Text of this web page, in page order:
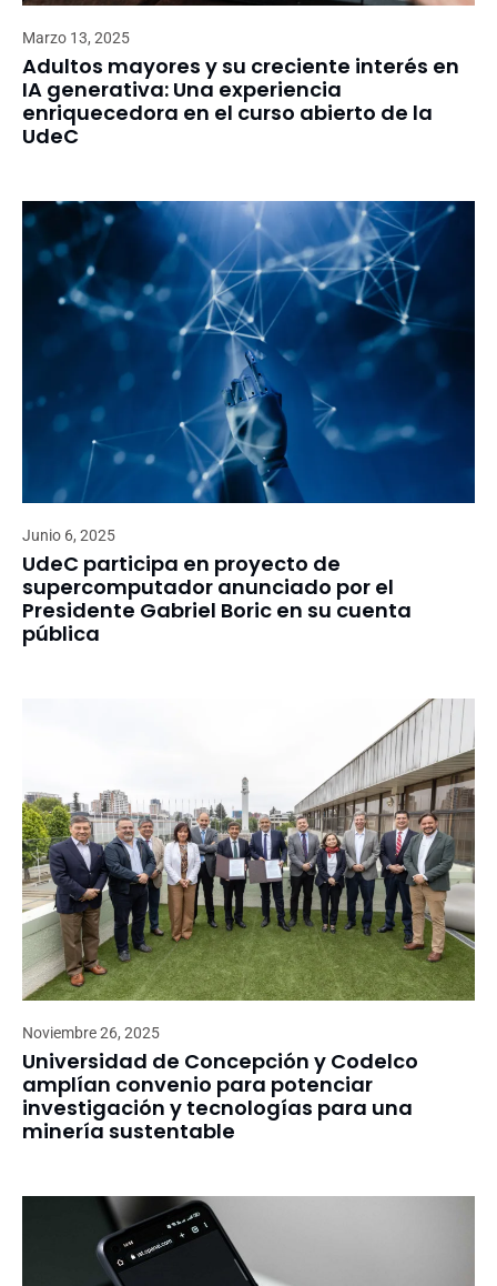
Marzo 13, 2025
Adultos mayores y su creciente interés en
IA generativa: Una experiencia
enriquecedora en el curso abierto de la
UdeC
Junio 6, 2025
UdeC participa en proyecto de
supercomputador anunciado por el
Presidente Gabriel Boric en su cuenta
pública
Noviembre 26, 2025
Universidad de Concepción y Codelco
amplían convenio para potenciar
investigación y tecnologías para una
minería sustentable